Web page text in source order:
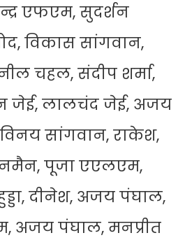
एफएम, सुदर्शन
विकास सांगवान,
चहल, संदीप शर्मा,
जेई, लालचंद जेई, अजय
सांगवान, राकेश,
पूजा एएलएम,
दीनेश, अजय पंघाल,
पंघाल, मनप्रीत